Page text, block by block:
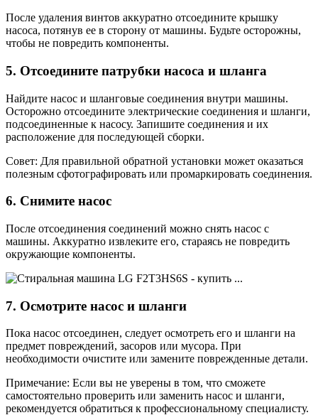
После удаления винтов аккуратно отсоедините крышку
насоса, потянув ее в сторону от машины. Будьте осторожны,
чтобы не повредить компоненты.
5. Отсоедините патрубки насоса и шланга
Найдите насос и шланговые соединения внутри машины.
Осторожно отсоедините электрические соединения и шланги,
подсоединенные к насосу. Запишите соединения и их
расположение для последующей сборки.
Совет: Для правильной обратной установки может оказаться
полезным сфотографировать или промаркировать соединения.
6. Снимите насос
После отсоединения соединений можно снять насос с
машины. Аккуратно извлеките его, стараясь не повредить
окружающие компоненты.
7. Осмотрите насос и шланги
Пока насос отсоединен, следует осмотреть его и шланги на
предмет повреждений, засоров или мусора. При
необходимости очистите или замените поврежденные детали.
Примечание: Если вы не уверены в том, что сможете
самостоятельно проверить или заменить насос и шланги,
рекомендуется обратиться к профессиональному специалисту.